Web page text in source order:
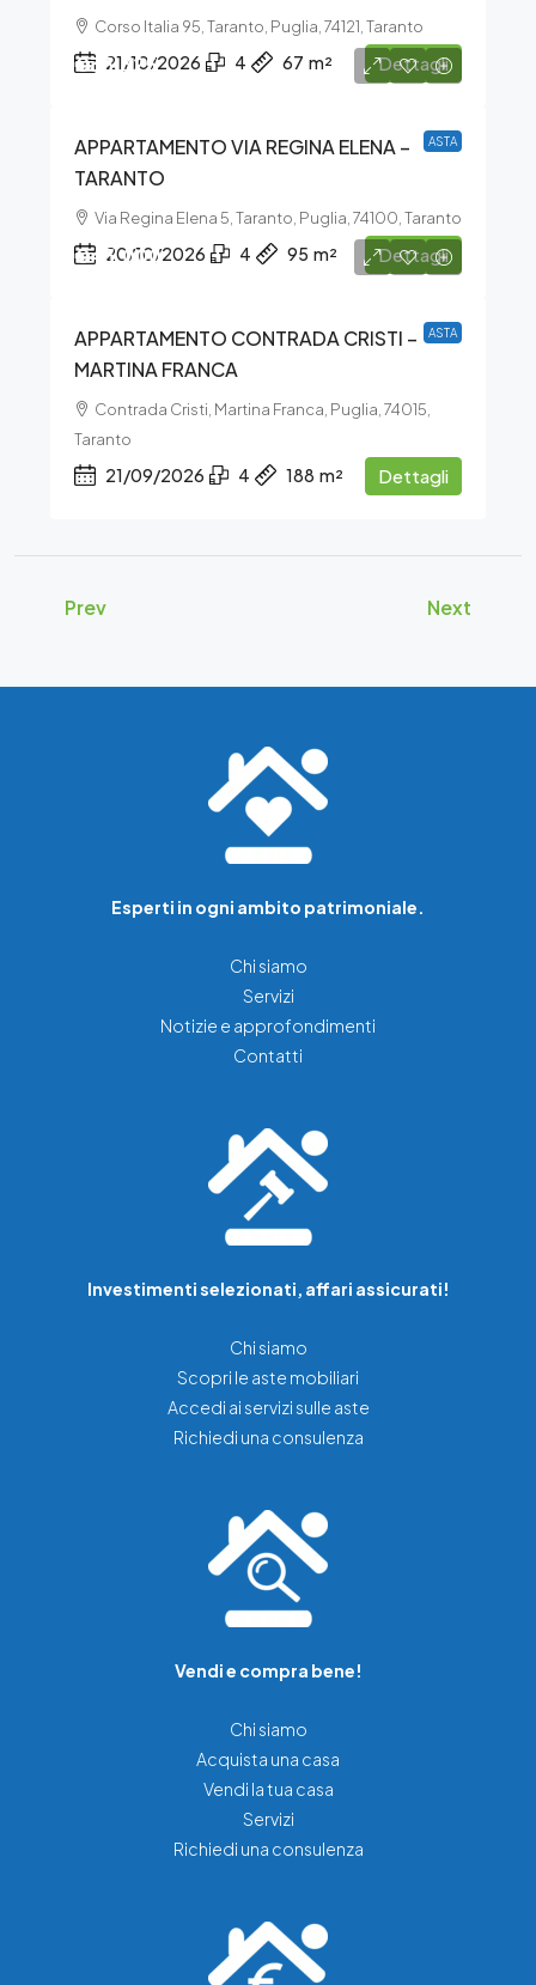
Corso Italia 95, Taranto, Puglia, 74121, Taranto
21/10/2026 4 67 m² Dettagli
ASTA
€35.325
APPARTAMENTO VIA REGINA ELENA –
TARANTO
Via Regina Elena 5, Taranto, Puglia, 74100, Taranto
20/10/2026 4 95 m² Dettagli
ASTA
€45.000
APPARTAMENTO CONTRADA CRISTI –
MARTINA FRANCA
Contrada Cristi, Martina Franca, Puglia, 74015,
Taranto
21/09/2026 4 188 m² Dettagli
Prev Next
Esperti in ogni ambito patrimoniale.
Chi siamo
Servizi
Notizie e approfondimenti
Contatti
Investimenti selezionati, affari assicurati!
Chi siamo
Scopri le aste mobiliari
Accedi ai servizi sulle aste
Richiedi una consulenza
Vendi e compra bene!
Chi siamo
Acquista una casa
Vendi la tua casa
Servizi
Richiedi una consulenza